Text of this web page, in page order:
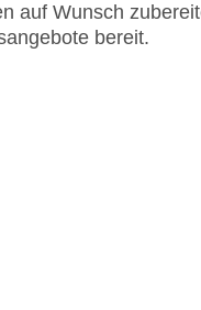
auf Wunsch
bereit.